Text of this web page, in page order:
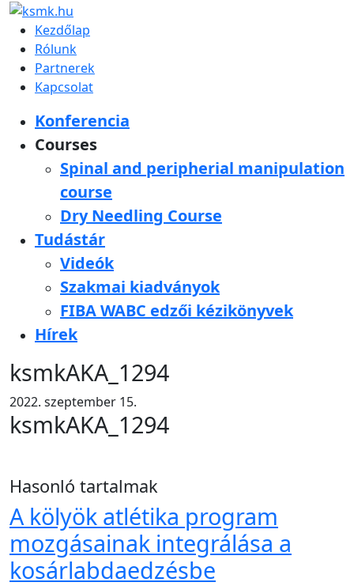
Kezdőlap
Rólunk
Partnerek
Kapcsolat
Konferencia
Courses
Spinal and peripherial manipulation
course
Dry Needling Course
Tudástár
Videók
Szakmai kiadványok
FIBA WABC edzői kézikönyvek
Hírek
ksmkAKA_1294
2022. szeptember 15.
ksmkAKA_1294
Hasonló tartalmak
A kölyök atlétika program
mozgásainak integrálása a
kosárlabdaedzésbe